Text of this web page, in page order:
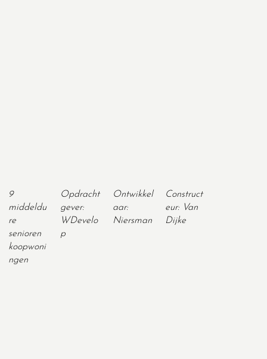
9
middeldu
re
senioren
koopwoni
ngen
Opdracht
gever:
WDevelo
p
Ontwikkel
aar:
Niersman
Construct
eur: Van
Dijke